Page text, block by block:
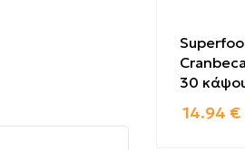
30
14.94 €